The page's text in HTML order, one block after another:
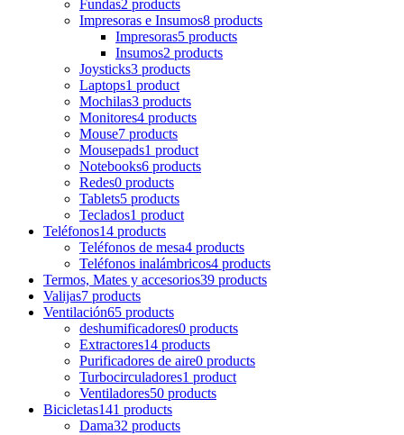
Fundas2 products
Impresoras e Insumos8 products
Impresoras5 products
Insumos2 products
Joysticks3 products
Laptops1 product
Mochilas3 products
Monitores4 products
Mouse7 products
Mousepads1 product
Notebooks6 products
Redes0 products
Tablets5 products
Teclados1 product
Teléfonos14 products
Teléfonos de mesa4 products
Teléfonos inalámbricos4 products
Termos, Mates y accesorios39 products
Valijas7 products
Ventilación65 products
deshumificadores0 products
Extractores14 products
Purificadores de aire0 products
Turbocirculadores1 product
Ventiladores50 products
Bicicletas141 products
Dama32 products